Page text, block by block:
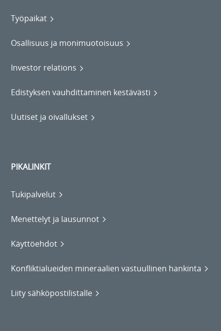
Työpaikat
Osallisuus ja monimuotoisuus
Investor relations
Edistyksen vauhdittaminen kestävästi
Uutiset ja oivallukset
PIKALINKIT
Tukipalvelut
Menettelyt ja lausunnot
Käyttöehdot
Konfliktialueiden mineraalien vastuullinen hankinta
Liity sähköpostilistalle